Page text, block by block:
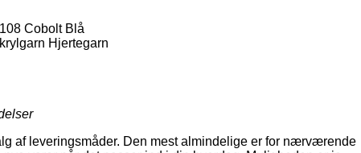
Cobolt Blå
Hjertegarn
af leveringsmåder. Den mest almindelige er for nærværende